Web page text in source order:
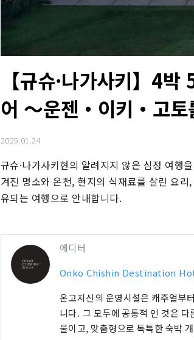
【규슈·나가사키】4
어 ～운젠・이키・고
2025.01.24
규슈·나가사키현의 알려지지 않은 심정 여행
겨진 명소와 온천, 현지의 식재료를 살린 요
유되는 여행으로 안내합니다.
에디터
Onko Chishin Destination
온고지신의 운영시설은 캐주얼부
니다. 그 모두에 공통적 인 것은
울이고, 맞춤형으로 독특한 숙박